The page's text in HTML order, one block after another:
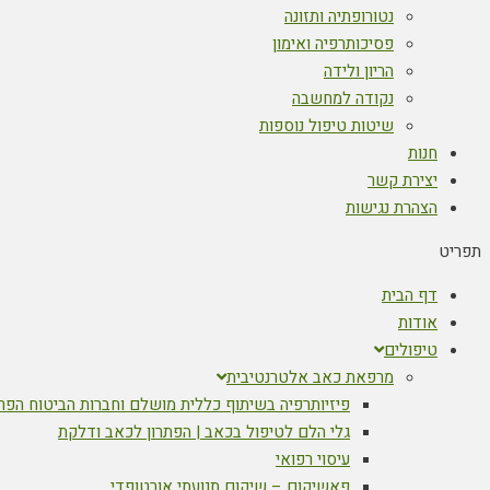
נטורופתיה ותזונה
פסיכותרפיה ואימון
הריון ולידה
נקודה למחשבה
שיטות טיפול נוספות
חנות
יצירת קשר
הצהרת נגישות
תפריט
דף הבית
אודות
טיפולים
מרפאת כאב אלטרנטיבית
פיזיותרפיה בשיתוף כללית מושלם וחברות הביטוח
גלי הלם לטיפול בכאב | הפתרון לכאב ודלקת
עיסוי רפואי